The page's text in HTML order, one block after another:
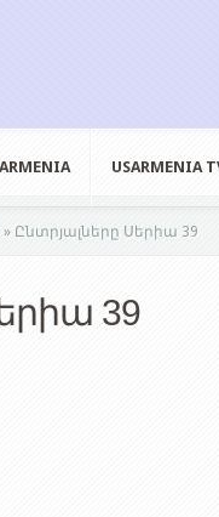
USARMENIA
» Ընտրյալները Սերիա 39
39